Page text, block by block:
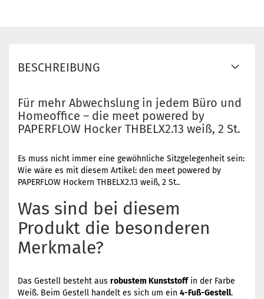
BESCHREIBUNG
Für mehr Abwechslung in jedem Büro und
Homeoffice – die meet powered by
PAPERFLOW Hocker THBELX2.13 weiß, 2 St.
Es muss nicht immer eine gewöhnliche Sitzgelegenheit sein:
Wie wäre es mit diesem Artikel: den meet powered by
PAPERFLOW Hockern THBELX2.13 weiß, 2 St..
Was sind bei diesem
Produkt die besonderen
Merkmale?
Das Gestell besteht aus robustem Kunststoffin der Farbe
Weiß. Beim Gestell handelt es sich um ein 4-Fuß-Gestell.